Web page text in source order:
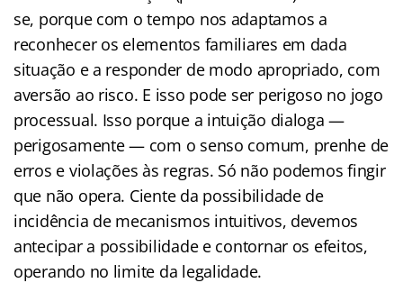
se, porque com o tempo nos adaptamos a
reconhecer os elementos familiares em dada
situação e a responder de modo apropriado, com
aversão ao risco. E isso pode ser perigoso no jogo
processual. Isso porque a intuição dialoga —
perigosamente — com o senso comum, prenhe de
erros e violações às regras. Só não podemos fingir
que não opera. Ciente da possibilidade de
incidência de mecanismos intuitivos, devemos
antecipar a possibilidade e contornar os efeitos,
operando no limite da legalidade.